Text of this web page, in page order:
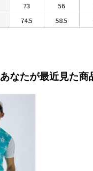
73 56
74.5 58.5
あなたが最近見た商